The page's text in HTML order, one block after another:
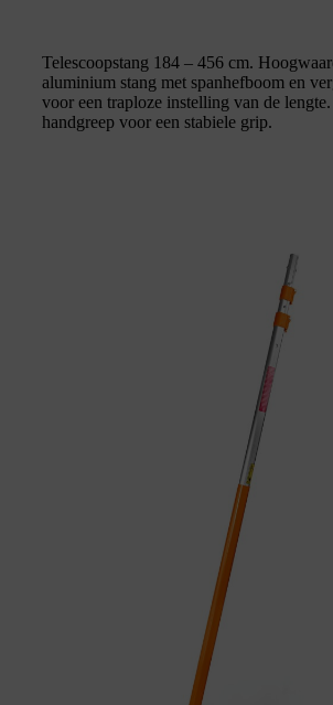
Telescoopstang 184 – 456 cm.
aluminium stang met spanhefboom en
voor een traploze instelling van de
handgreep voor een stabiele grip.